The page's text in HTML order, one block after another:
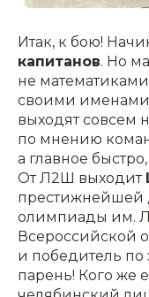
Итак, к бою!
капитанов. Но
не
своими
выходят совсем
по мнению
а главное
От Л2Ш выходит
престижнейшей
олимпиады им.
Всероссийской
и победитель
парень! Кого же